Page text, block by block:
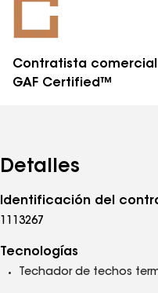
Contratista comercial
GAF Certified™
Detalles
Identificación del
1113267
Tecnologías
Techador de techos